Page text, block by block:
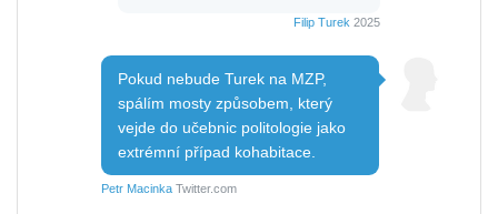
Filip Turek 2025
Pokud nebude Turek na MZP,
spálím mosty způsobem, který
vejde do učebnic politologie jako
extrémní případ kohabitace.
Petr Macinka Twitter.com